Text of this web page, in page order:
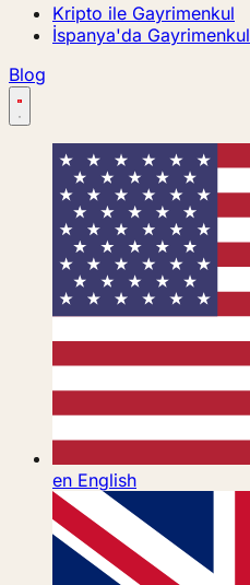
Kripto ile Gayrimenkul
İspanya'da Gayrimenkul
Blog
en English